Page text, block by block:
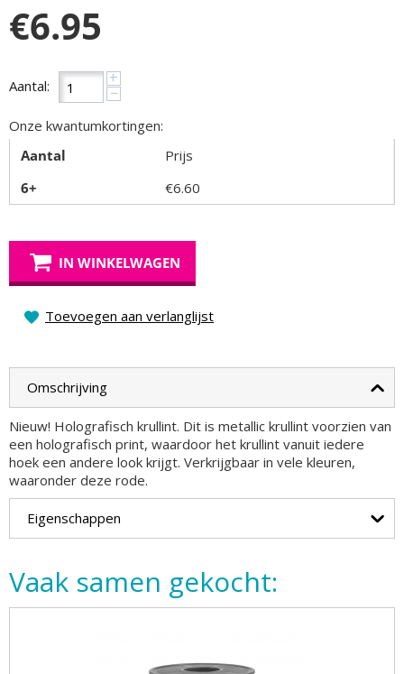
€6.95
Aantal: +
−
Onze kwantumkortingen:
Aantal
Prijs
6+
€6.60
IN WINKELWAGEN
Toevoegen aan verlanglijst
Omschrijving
Nieuw! Holografisch krullint. Dit is metallic krullint voorzien van
een holografisch print, waardoor het krullint vanuit iedere
hoek een andere look krijgt. Verkrijgbaar in vele kleuren,
waaronder deze rode.
Eigenschappen
Vaak samen gekocht: